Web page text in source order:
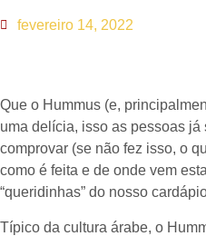
fevereiro 14, 2022
Que o Hummus (e,
uma delícia, isso as pessoas já
comprovar (se não fez isso, o
como é feita e de onde vem
“queridinhas” do nosso
Típico da cultura árabe, o